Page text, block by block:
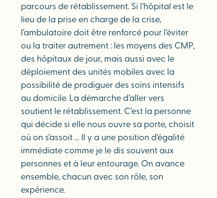
parcours de rétablissement. Si l’hôpital est le
lieu de la prise en charge de la crise,
l’ambulatoire doit être renforcé pour l’éviter
ou la traiter autrement : les moyens des CMP,
des hôpitaux de jour, mais aussi avec le
déploiement des unités mobiles avec la
possibilité de prodiguer des soins intensifs
au domicile. La démarche d’aller vers
soutient le rétablissement. C’est la personne
qui décide si elle nous ouvre sa porte, choisit
où on s’assoit … Il y a une position d’égalité
immédiate comme je le dis souvent aux
personnes et à leur entourage. On avance
ensemble, chacun avec son rôle, son
expérience.